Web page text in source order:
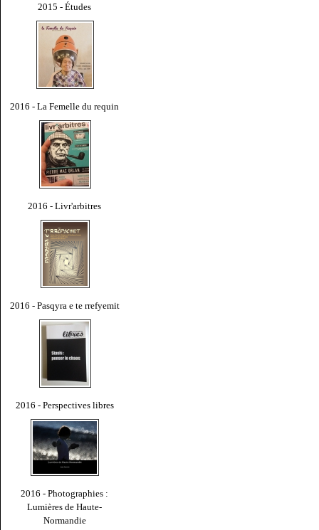
2015 - Études
2016 - La Femelle du requin
2016 - Livr'arbitres
2016 - Pasqyra e te rrefyemit
2016 - Perspectives libres
2016 - Photographies :
Lumières de Haute-
Normandie